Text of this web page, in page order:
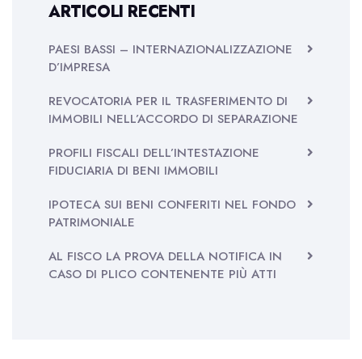
ARTICOLI RECENTI
PAESI BASSI – INTERNAZIONALIZZAZIONE
D’IMPRESA
REVOCATORIA PER IL TRASFERIMENTO DI
IMMOBILI NELL’ACCORDO DI SEPARAZIONE
PROFILI FISCALI DELL’INTESTAZIONE
FIDUCIARIA DI BENI IMMOBILI
IPOTECA SUI BENI CONFERITI NEL FONDO
PATRIMONIALE
AL FISCO LA PROVA DELLA NOTIFICA IN
CASO DI PLICO CONTENENTE PIÙ ATTI